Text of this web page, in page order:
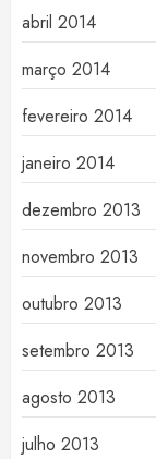
abril 2014
março 2014
fevereiro 2014
janeiro 2014
dezembro 2013
novembro 2013
outubro 2013
setembro 2013
agosto 2013
julho 2013